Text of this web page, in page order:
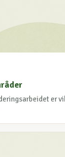
er